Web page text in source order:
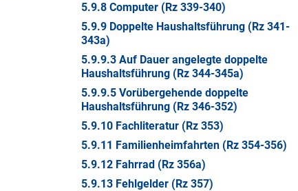
5.9.8 Computer (Rz 339-340)
5.9.9 Doppelte Haushaltsführung (Rz 341-
343a)
5.9.9.3 Auf Dauer angelegte doppelte
Haushaltsführung (Rz 344-345a)
5.9.9.5 Vorübergehende doppelte
Haushaltsführung (Rz 346-352)
5.9.10 Fachliteratur (Rz 353)
5.9.11 Familienheimfahrten (Rz 354-356)
5.9.12 Fahrrad (Rz 356a)
5.9.13 Fehlgelder (Rz 357)